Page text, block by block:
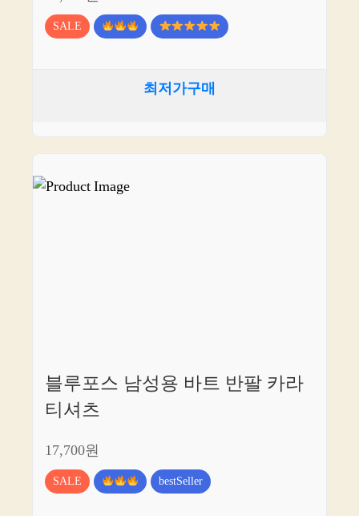
SALE
최저가구매
블루포스 남성용 바트 반팔 카라
티셔츠
17,700원
SALE bestSeller